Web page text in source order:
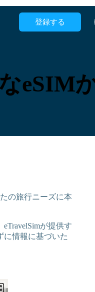
登録する
チリ
eSIM
の旅行ニーズに本
が提供す
に情報に基づいた